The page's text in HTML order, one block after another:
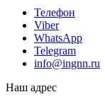
Телефон
Viber
WhatsApp
Telegram
info@ingnn.ru
Наш адрес